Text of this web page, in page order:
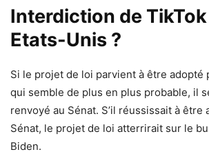
Interdiction de
Etats-Unis ?
Si le projet de loi parvient à être adopté
qui semble de plus en plus probable, il
renvoyé au Sénat. S’il réussissait à être
Sénat, le projet de loi atterrirait sur le
Biden.